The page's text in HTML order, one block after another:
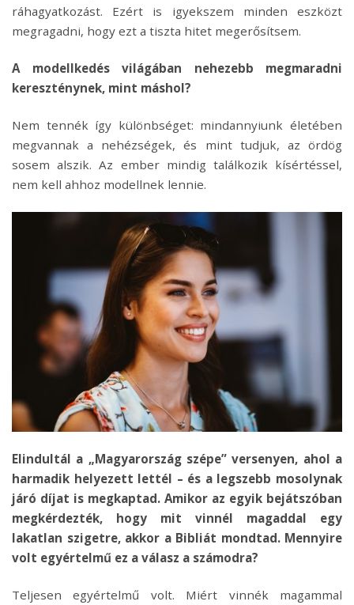
ráhagyatkozást. Ezért is igyekszem minden eszközt
megragadni, hogy ezt a tiszta hitet megerősítsem.
A modellkedés világában nehezebb megmaradni
kereszténynek, mint máshol?
Nem tennék így különbséget: mindannyiunk életében
megvannak a nehézségek, és mint tudjuk, az ördög
sosem alszik. Az ember mindig találkozik kísértéssel,
nem kell ahhoz modellnek lennie.
Elindultál a „Magyarország szépe” versenyen, ahol a
harmadik helyezett lettél – és a legszebb mosolynak
járó díjat is megkaptad. Amikor az egyik bejátszóban
megkérdezték, hogy mit vinnél magaddal egy
lakatlan szigetre, akkor a Bibliát mondtad. Mennyire
volt egyértelmű ez a válasz a számodra?
Teljesen egyértelmű volt. Miért vinnék magammal